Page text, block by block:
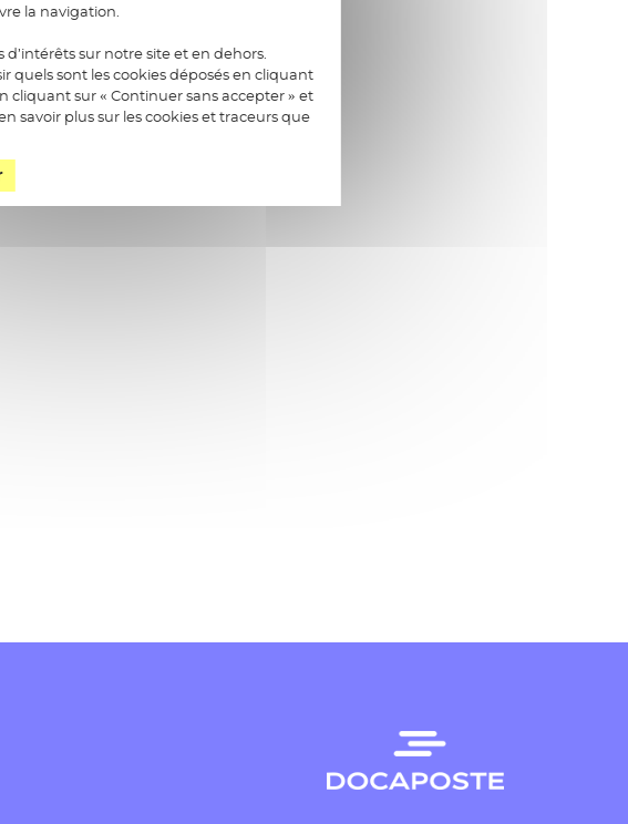
la navigation.
sur notre site et en dehors.
quels sont les cookies déposés en cliquant
cliquant sur « Continuer sans accepter » et
savoir plus sur les cookies et traceurs que